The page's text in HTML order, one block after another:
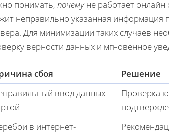
понимать, почемуне работает онлайн
неправильно указанная информация
Для минимизации таких случаев
верности данных и мгновенное
сбоя
Решение
ввод данных
Проверка
в интернет-